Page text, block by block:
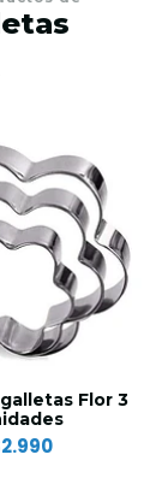
Flor 3